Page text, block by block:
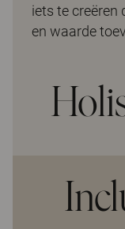
iets te creëren
en waarde